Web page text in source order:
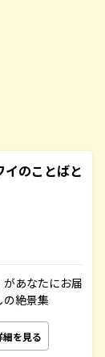
イのことばと
あなたにお届
の絶景集
細を見る